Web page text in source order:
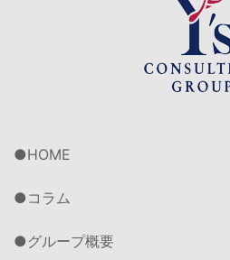
HOME
コラム
グループ概要